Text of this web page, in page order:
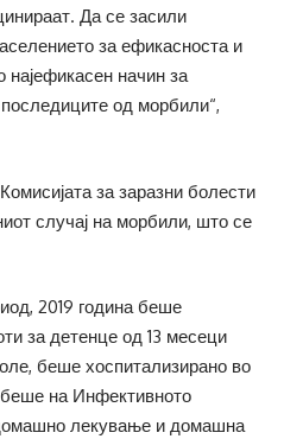
Да се засили
за ефикасноста и
најефикасен начин за
од морбили“,
за заразни болести
случај на морбили, што се
2019 година беше
за детенце од 13 месеци
беше хоспитализирано во
на Инфективното
лекување и домашна